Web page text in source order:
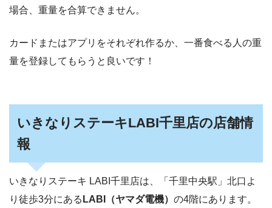
場合、重量を合算できません。
カードまたはアプリをそれぞれ作るか、一番食べる人の重
量を登録してもらうと良いです！
いきなりステーキLABI千里店の店舗情
報
いきなりステーキ LABI千里店は、「千里中央駅」北口よ
り徒歩3分にある LABI（ヤマダ電機） の4階にあります。